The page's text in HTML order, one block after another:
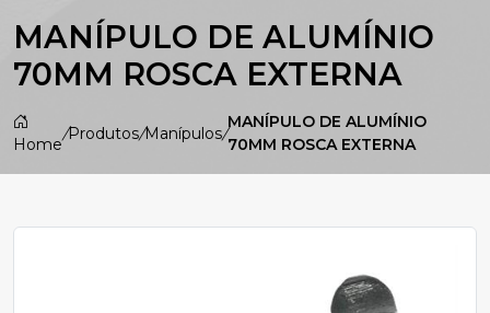
MANÍPULO DE ALUMÍNIO
70MM ROSCA EXTERNA
Home
/Produtos/Manípulos/
MANÍPULO DE ALUMÍNIO
70MM ROSCA EXTERNA